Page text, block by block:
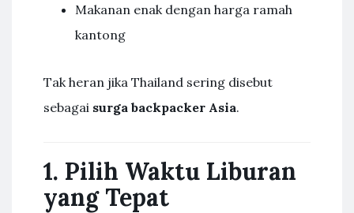
Makanan enak dengan harga ramah
kantong
Tak heran jika Thailand sering disebut
sebagai surga backpacker Asia.
1. Pilih Waktu Liburan
yang Tepat